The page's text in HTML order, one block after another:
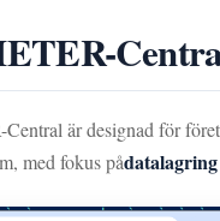
är designad för
med fokus på